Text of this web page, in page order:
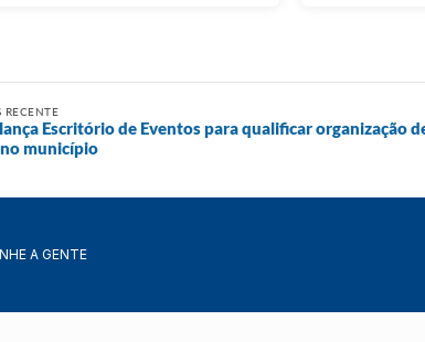
Escritório de Eventos para qualificar organização
município
A GENTE